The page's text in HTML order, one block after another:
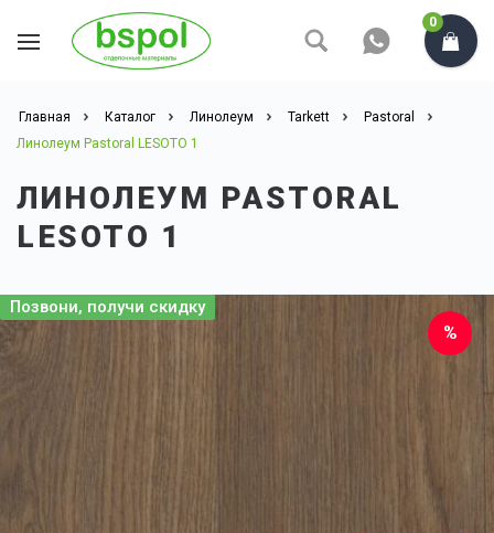
0
Главная Каталог Линолеум Tarkett
Pastoral
Линолеум Pastoral LESOTO 1
ЛИНОЛЕУМ PASTORAL
LESOTO 1
Позвони, получи скидку